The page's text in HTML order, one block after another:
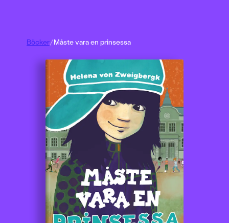
Böcker/Måste vara en prinsessa